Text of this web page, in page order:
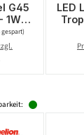
G45
1W |
LED